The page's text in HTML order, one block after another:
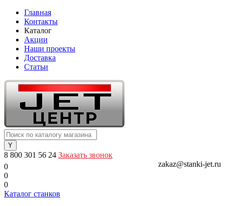
Главная
Контакты
Каталог
Акции
Наши проекты
Доставка
Статьи
8 800 301 56 24 Заказать звонок
zakaz@stanki-jet.ru
0
0
0
Каталог станков